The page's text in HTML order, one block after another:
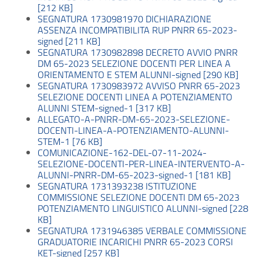
[212 KB]
SEGNATURA 1730981970 DICHIARAZIONE
ASSENZA INCOMPATIBILITA RUP PNRR 65-2023-
signed [211 KB]
SEGNATURA 1730982898 DECRETO AVVIO PNRR
DM 65-2023 SELEZIONE DOCENTI PER LINEA A
ORIENTAMENTO E STEM ALUNNI-signed [290 KB]
SEGNATURA 1730983972 AVVISO PNRR 65-2023
SELEZIONE DOCENTI LINEA A POTENZIAMENTO
ALUNNI STEM-signed-1 [317 KB]
ALLEGATO-A-PNRR-DM-65-2023-SELEZIONE-
DOCENTI-LINEA-A-POTENZIAMENTO-ALUNNI-
STEM-1 [76 KB]
COMUNICAZIONE-162-DEL-07-11-2024-
SELEZIONE-DOCENTI-PER-LINEA-INTERVENTO-A-
ALUNNI-PNRR-DM-65-2023-signed-1 [181 KB]
SEGNATURA 1731393238 ISTITUZIONE
COMMISSIONE SELEZIONE DOCENTI DM 65-2023
POTENZIAMENTO LINGUISTICO ALUNNI-signed [228
KB]
SEGNATURA 1731946385 VERBALE COMMISSIONE
GRADUATORIE INCARICHI PNRR 65-2023 CORSI
KET-signed [257 KB]